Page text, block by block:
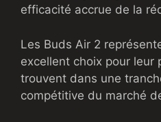
efficacité accrue de la
Les Buds Air 2
excellent choix pour leur
trouvent dans une
compétitive du marché